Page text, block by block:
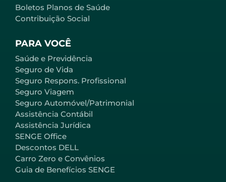
PARA VOCÊ
Saúde e Previdência
Seguro de Vida
Seguro Respons. Profissional
Seguro Viagem
Seguro Automóvel/Patrimonial
Assistência Contábil
Assistência Jurídica
SENGE Office
Descontos DELL
Carro Zero e Convênios
Guia de Benefícios SENGE
Boletos Planos de Saúde
Contribuição Social